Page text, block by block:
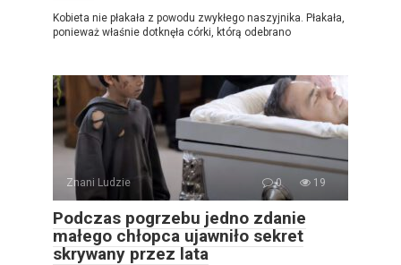
Kobieta nie płakała z powodu zwykłego naszyjnika. Płakała,
ponieważ właśnie dotknęła córki, którą odebrano
Znani Ludzie 0 19
Podczas pogrzebu jedno zdanie
małego chłopca ujawniło sekret
skrywany przez lata